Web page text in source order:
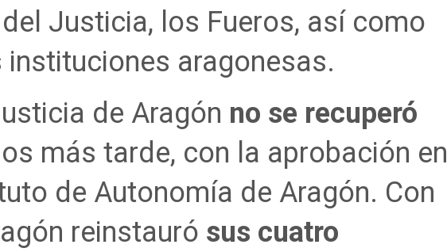
Justicia, los Fueros, así como
aragonesas.
de Aragón no se recuperó
más tarde, con la aprobación en
de Autonomía de Aragón. Con
reinstauró sus cuatro